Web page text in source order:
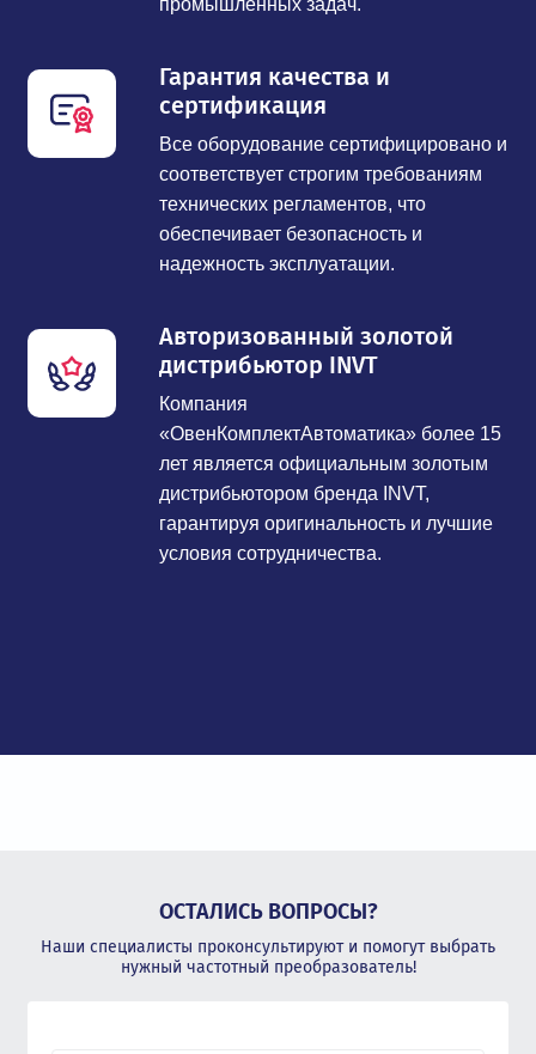
промышленных задач.
Гарантия качества и
сертификация
Все оборудование сертифицировано и
соответствует строгим требованиям
технических регламентов, что
обеспечивает безопасность и
надежность эксплуатации.
Авторизованный золотой
дистрибьютор INVT
Компания
«ОвенКомплектАвтоматика» более 15
лет является официальным золотым
дистрибьютором бренда INVT,
гарантируя оригинальность и лучшие
условия сотрудничества.
ОСТАЛИСЬ ВОПРОСЫ?
Наши специалисты проконсультируют и помогут выбрать
нужный частотный преобразователь!